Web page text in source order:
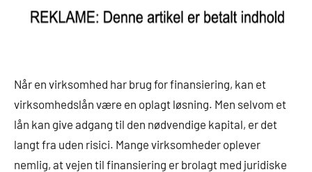
Når en virksomhed har brug for finansiering, kan et
virksomhedslån være en oplagt løsning. Men selvom et
lån kan give adgang til den nødvendige kapital, er det
langt fra uden risici. Mange virksomheder oplever
nemlig, at vejen til finansiering er brolagt med juridiske